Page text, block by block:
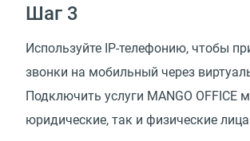
Шаг 3
Используйте IP-телефонию, чтобы
звонки на мобильный через
Подключить услуги MANGO OFFICE
юридические, так и физические